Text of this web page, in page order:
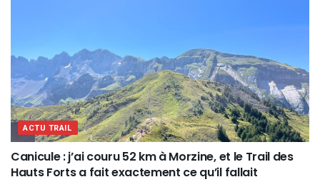
ACTU TRAIL
Canicule : j’ai couru 52 km à Morzine, et le Trail des
Hauts Forts a fait exactement ce qu’il fallait